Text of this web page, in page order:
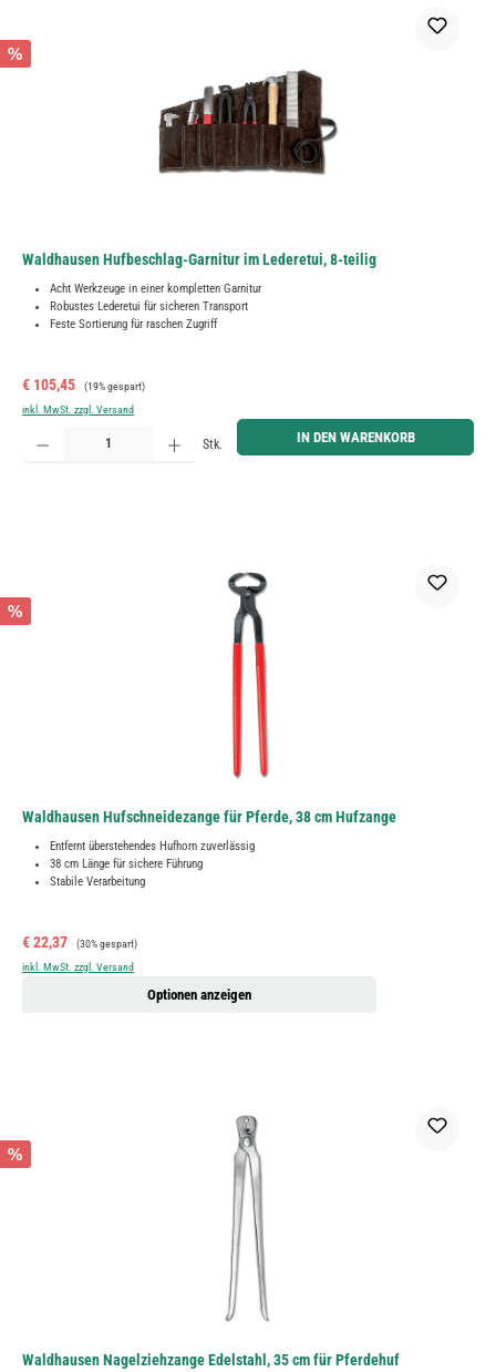
%
Waldhausen Hufbeschlag-Garnitur im Lederetui, 8-teilig
Acht Werkzeuge in einer kompletten Garnitur
Robustes Lederetui für sicheren Transport
Feste Sortierung für raschen Zugriff
Verkaufspreis:
€ 105,45 Regulärer Preis:
(19% gespart)
inkl. MwSt. zzgl. Versand
Produkt Anzahl: Gib den gewünschten Wert ein oder benutze die Schaltflächen um die Anzahl zu
Stk. IN DEN WARENKORB
%
Waldhausen Hufschneidezange für Pferde, 38 cm Hufzange
Entfernt überstehendes Hufhorn zuverlässig
38 cm Länge für sichere Führung
Stabile Verarbeitung
Verkaufspreis:
€ 22,37 Regulärer Preis:
(30% gespart)
inkl. MwSt. zzgl. Versand
Optionen anzeigen
%
Waldhausen Nagelziehzange Edelstahl, 35 cm für Pferdehuf